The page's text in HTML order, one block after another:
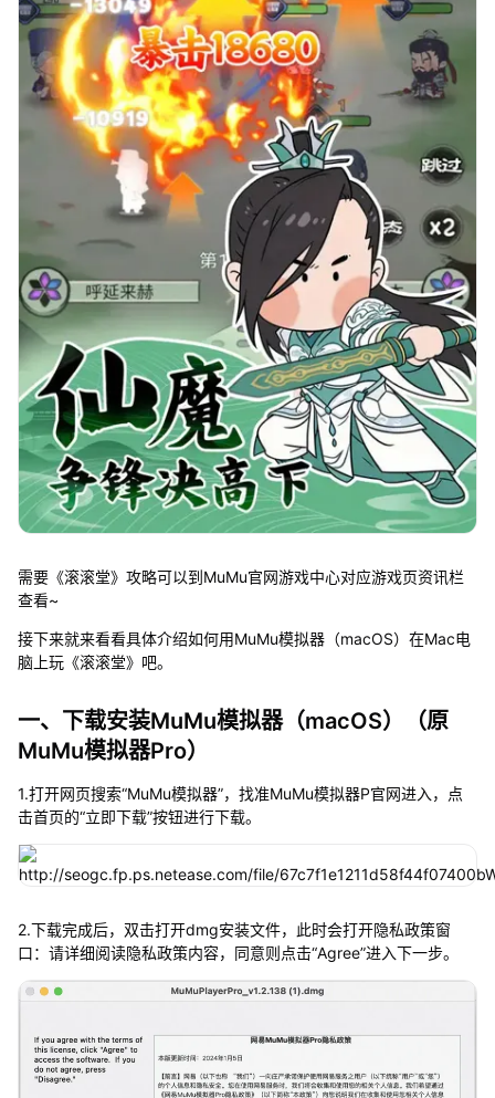
需要《滚滚堂》攻略可以到MuMu官网游戏中心对应游戏页资讯栏
查看~
接下来就来看看具体介绍如何用MuMu模拟器（macOS）在Mac电
脑上玩《滚滚堂》吧。
一、下载安装MuMu模拟器（macOS）（原
MuMu模拟器Pro）
1.打开网页搜索“MuMu模拟器”，找准MuMu模拟器P官网进入，点
击首页的“立即下载”按钮进行下载。
2.下载完成后，双击打开dmg安装文件，此时会打开隐私政策窗
口：请详细阅读隐私政策内容，同意则点击“Agree”进入下一步。